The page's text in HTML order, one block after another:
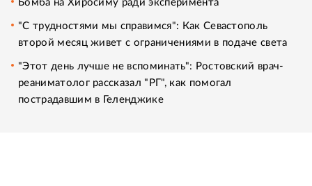
Бомба на Хиросиму ради эксперимента
"С трудностями мы справимся": Как Севастополь
второй месяц живет с ограничениями в подаче света
"Этот день лучше не вспоминать": Ростовский врач-
реаниматолог рассказал "РГ", как помогал
пострадавшим в Геленджике